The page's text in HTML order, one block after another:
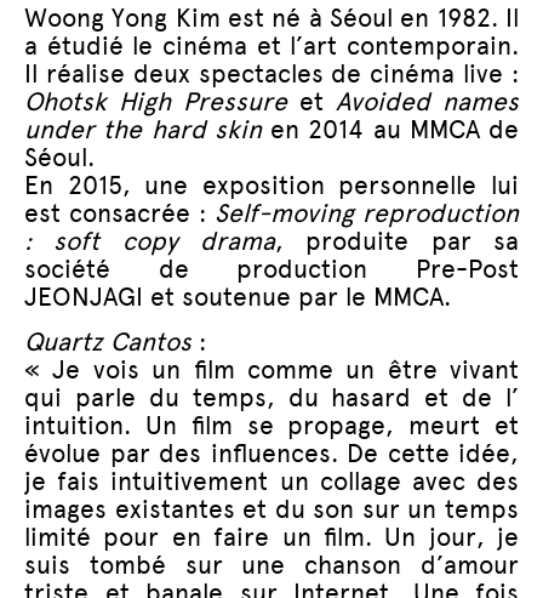
Woong Yong Kim est né à Séoul en 1982. Il
a étudié le cinéma et l’art contemporain.
Il réalise deux spectacles de cinéma live :
Ohotsk High Pressureet Avoided names
under the hard skinen 2014 au MMCA de
Séoul.
En 2015, une exposition personnelle lui
est consacrée : Self-moving reproduction
: soft copy drama, produite par sa
société de production Pre-Post
JEONJAGI et soutenue par le MMCA.
Quartz Cantos:
« Je vois un film comme un être vivant
qui parle du temps, du hasard et de l’
intuition. Un film se propage, meurt et
évolue par des influences. De cette idée,
je fais intuitivement un collage avec des
images existantes et du son sur un temps
limité pour en faire un film. Un jour, je
suis tombé sur une chanson d’amour